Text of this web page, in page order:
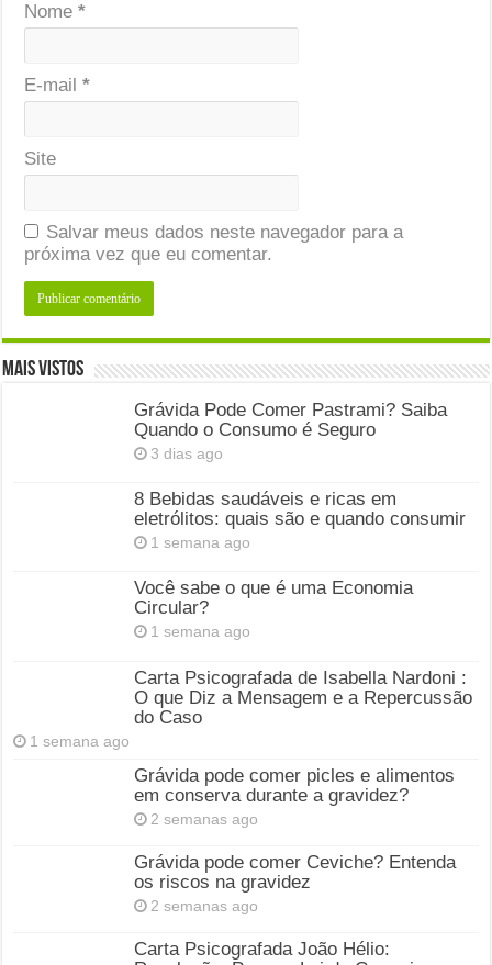
Nome*
E-mail*
Site
Salvar meus dados neste navegador para a
próxima vez que eu comentar.
Mais Vistos
Grávida Pode Comer Pastrami? Saiba
Quando o Consumo é Seguro
3 dias ago
8 Bebidas saudáveis e ricas em
eletrólitos: quais são e quando consumir
1 semana ago
Você sabe o que é uma Economia
Circular?
1 semana ago
Carta Psicografada de Isabella Nardoni :
O que Diz a Mensagem e a Repercussão
do Caso
1 semana ago
Grávida pode comer picles e alimentos
em conserva durante a gravidez?
2 semanas ago
Grávida pode comer Ceviche? Entenda
os riscos na gravidez
2 semanas ago
Carta Psicografada João Hélio: